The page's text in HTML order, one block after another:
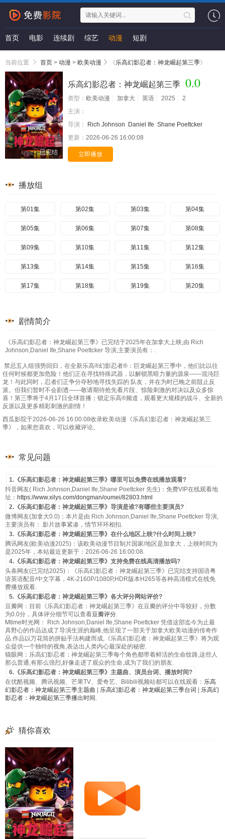
首页 电影 连续剧 综艺 动漫 短剧
当前位置 首页 > 动漫 > 欧美动漫 《乐高幻影忍者：神龙崛起第三季》
已完结
乐高幻影忍者：神龙崛起第三季 0.0
类型： 欧美动漫 加拿大 英语 2025
2
主演：
导演：
Rich Johnson Daniel Ife Shane Poettcker
更新： 2026-06-26 16:00:08
立即播放
播放组
第01集 第02集 第03集 第04集
第05集 第06集 第07集 第08集
第09集 第10集 第11集 第12集
第13集 第14集 第15集 第16集
第17集 第18集 第19集 第20集
剧情简介
《乐高幻影忍者：神龙崛起第三季》已完结于2025年在加拿大上映,由 Rich
Johnson,Daniel Ife,Shane Poettcker 导演,主要演员有：.
禁忌五人组强势回归，在全新乐高®幻影忍者®：巨龙崛起第三季中，他们比以往
任何时候都更加危险！他们正在寻找特殊武器，以解锁黑暗力量的源泉——混沌巨
龙！与此同时，忍者们正争分夺秒地寻找失踪的 队友，并在为时已晚之前阻止反
派。但我们暂时不会剧透——敬请期待抢先看片段、惊险刺激的对决以及众多惊
喜！第三季将于4月17日全球首播；锁定乐高®频道，观看更大规模的战斗、全新的
反派以及更多精彩刺激的剧情！
西瓜影院于2026-06-26 16:00:08收录欧美动漫《乐高幻影忍者：神龙崛起第三
季》，如果您喜欢，可以收藏评论。
常见问题
1.《乐高幻影忍者：神龙崛起第三季》哪里可以免费在线播放观看?
抖音网友( Rich Johnson,Daniel Ife,Shane Poettcker 先生)：免费VIP在线观看地
址： https://www.xilys.com/dongman/oumei/82803.html
2.《乐高幻影忍者：神龙崛起第三季》导演是谁?有哪些主要演员?
微博网友(加拿大0.0)：本片是由 Rich Johnson,Daniel Ife,Shane Poettcker 导演,
主要演员有：.影片故事紧凑，情节环环相扣.
3.《乐高幻影忍者：神龙崛起第三季》在什么地区上映?什么时间上映?
腾讯网友(欧美动漫2025)：该欧美动漫节目制片国家/地区是加拿大，上映时间为
是2025年，本站最近更新于：2026-06-26 16:00:08.
4.《乐高幻影忍者：神龙崛起第三季》支持免费在线高清播放吗?
头条网友(已完结2025)：《乐高幻影忍者：神龙崛起第三季》已完结支持国语粤
语英语配音/中文字幕，4K-2160P/1080P,HDR版本H265等各种高清模式在线免
费播放观看.
5.《乐高幻影忍者：神龙崛起第三季》各大评分网站评价?
豆瓣网：目前《乐高幻影忍者：神龙崛起第三季》在豆瓣的评分中等较好，分数
为0.0分，具体评分细节可以查看豆瓣评分.
Mtime时光网： Rich Johnson,Daniel Ife,Shane Poettcker 凭借这部迄今为止最
具野心的作品达成了导演生涯的巅峰,他呈现了一部关于加拿大欧美动漫的传奇作
品.作品以万花筒的拼贴手法构建而成,《乐高幻影忍者：神龙崛起第三季》将为观
众提供一个独特的视角,表达出人类内心最深处的秘密.
猫眼网：乐高幻影忍者：神龙崛起第三季每个角色都带着鲜活的生命纹路,这些人
那么普通,有那么强烈,好像走进了观众的生命,成为了我们的朋友.
6.《乐高幻影忍者：神龙崛起第三季》主题曲、演员台词、播放时间?
在优酷视频、腾讯视频、芒果TV、爱奇艺、Bilibili视频站都可以在线观看： 乐高
幻影忍者：神龙崛起第三季主题曲
乐高幻影忍者：神龙崛起第三季台词
乐高幻
影忍者：神龙崛起第三季播出时间 .
猜你喜欢